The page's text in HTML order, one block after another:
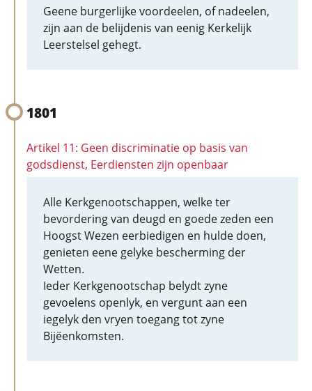
Geene burgerlijke voordeelen, of nadeelen,
zijn aan de belijdenis van eenig Kerkelijk
Leerstelsel gehegt.
1801
Artikel 11: Geen discriminatie op basis van
godsdienst, Eerdiensten zijn openbaar
Alle Kerkgenootschappen, welke ter
bevordering van deugd en goede zeden een
Hoogst Wezen eerbiedigen en hulde doen,
genieten eene gelyke bescherming der
Wetten.
Ieder Kerkgenootschap belydt zyne
gevoelens openlyk, en vergunt aan een
iegelyk den vryen toegang tot zyne
Bijëenkomsten.